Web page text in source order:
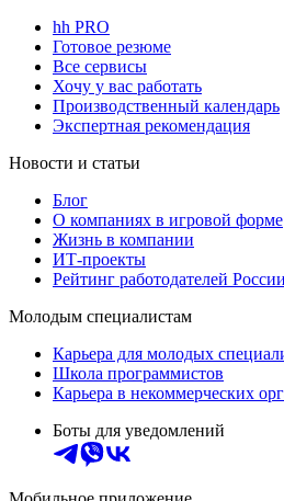
hh PRO
Готовое резюме
Все сервисы
Хочу у вас работать
Производственный календарь
Экспертная рекомендация
Новости и статьи
Блог
О компаниях в игровой форме
Жизнь в компании
ИТ-проекты
Рейтинг работодателей России
Молодым специалистам
Карьера для молодых
Школа программистов
Карьера в некоммерческих
Боты для уведомлений